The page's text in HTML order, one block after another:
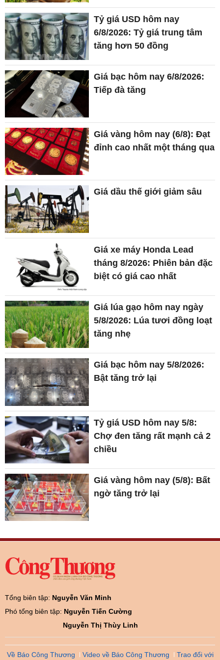
Tỷ giá USD hôm nay
6/8/2026: Tỷ giá trung tâm
tăng hơn 50 đồng
Giá bạc hôm nay 6/8/2026:
Tiếp đà tăng
Giá vàng hôm nay (6/8): Đạt
đỉnh cao nhất một tháng qua
Giá dầu thế giới giảm sâu
Giá xe máy Honda Lead
tháng 8/2026: Phiên bản đặc
biệt có giá cao nhất
Giá lúa gạo hôm nay ngày
5/8/2026: Lúa tươi đồng loạt
tăng nhẹ
Giá bạc hôm nay 5/8/2026:
Bật tăng trở lại
Tỷ giá USD hôm nay 5/8:
Chợ đen tăng rất mạnh cả 2
chiều
Giá vàng hôm nay (5/8): Bất
ngờ tăng trở lại
Tổng biên tập: Nguyễn Văn Minh
Phó tổng biên tập: Nguyễn Tiến Cường
Nguyễn Thị Thùy Linh
Về Báo Công Thương Video về Báo Công Thương
Trao đổi với